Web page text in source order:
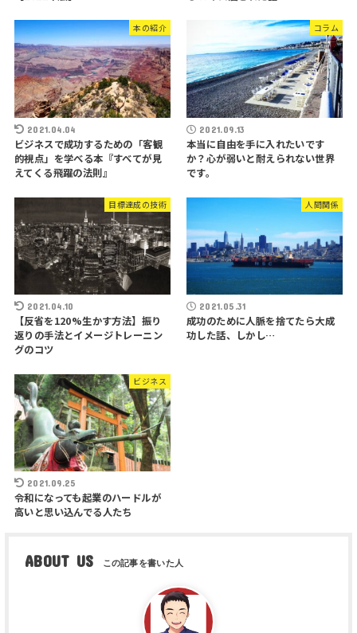
本の紹介
2021.04.04
ビジネスで成功するための「客観
的視点」を学べる本『すべてが見
えてくる飛躍の法則』
コラム
2021.09.13
本当に自由を手に入れたいです
か？心が弱いと耐えられない世界
です。
目標達成の技術
2021.04.10
【反省を120%生かす方法】振り
返りの手法とイメージトレーニン
グのコツ
人間関係
2021.05.31
成功のために人脈を捨てたら大成
功した話、しかし…
ビジネス
2021.09.25
令和になっても起業のハードルが
高いと思い込んでる人たち
ABOUT US